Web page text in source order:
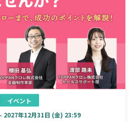
イベント
2027年12月31日 (金) 23:59